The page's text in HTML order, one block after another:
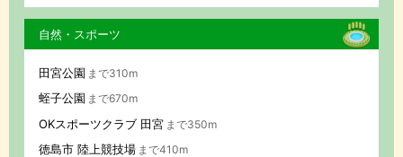
自然・スポーツ
田宮公園 まで310m
蛭子公園 まで670m
OKスポーツクラブ 田宮 まで350m
徳島市 陸上競技場 まで410m